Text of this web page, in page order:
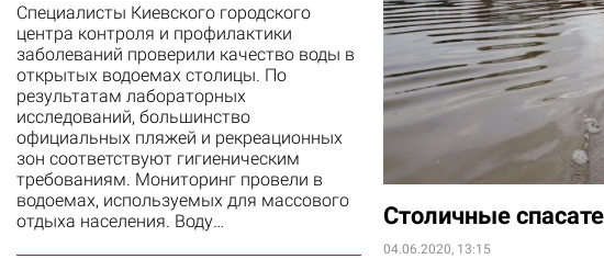
Специалисты Киевского городского
центра контроля и профилактики
заболеваний проверили качество воды в
открытых водоемах столицы. По
результатам лабораторных
исследований, большинство
официальных пляжей и рекреационных
зон соответствуют гигиеническим
требованиям. Мониторинг провели в
водоемах, используемых для массового
отдыха населения. Воду…
Столичные
04.06.2020, 13:15